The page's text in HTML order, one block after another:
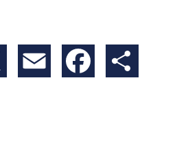
Email Facebook